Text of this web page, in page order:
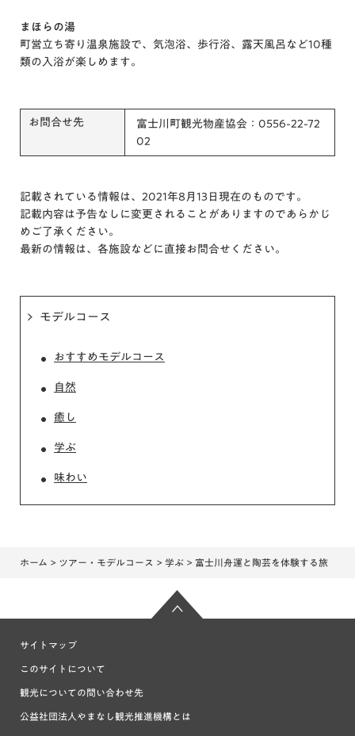
まほらの湯
町営立ち寄り温泉施設で、気泡浴、歩行浴、露天風呂など10種
類の入浴が楽しめます。
お問合せ先
富士川町観光物産協会：0556-22-72
02
記載されている情報は、2021年8月13日現在のものです。
記載内容は予告なしに変更されることがありますのであらかじ
めご了承ください。
最新の情報は、各施設などに直接お問合せください。
モデルコース
おすすめモデルコース
自然
癒し
学ぶ
味わい
ホーム > ツアー・モデルコース > 学ぶ > 富士川舟運と陶芸を体験する旅
サイトマップ
このサイトについて
観光についての問い合わせ先
公益社団法人やまなし観光推進機構とは